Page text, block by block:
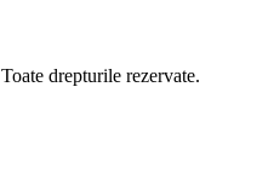
Toate drepturile rezervate.